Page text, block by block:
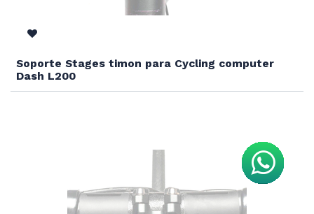
Soporte Stages timon para Cycling computer
Dash L200